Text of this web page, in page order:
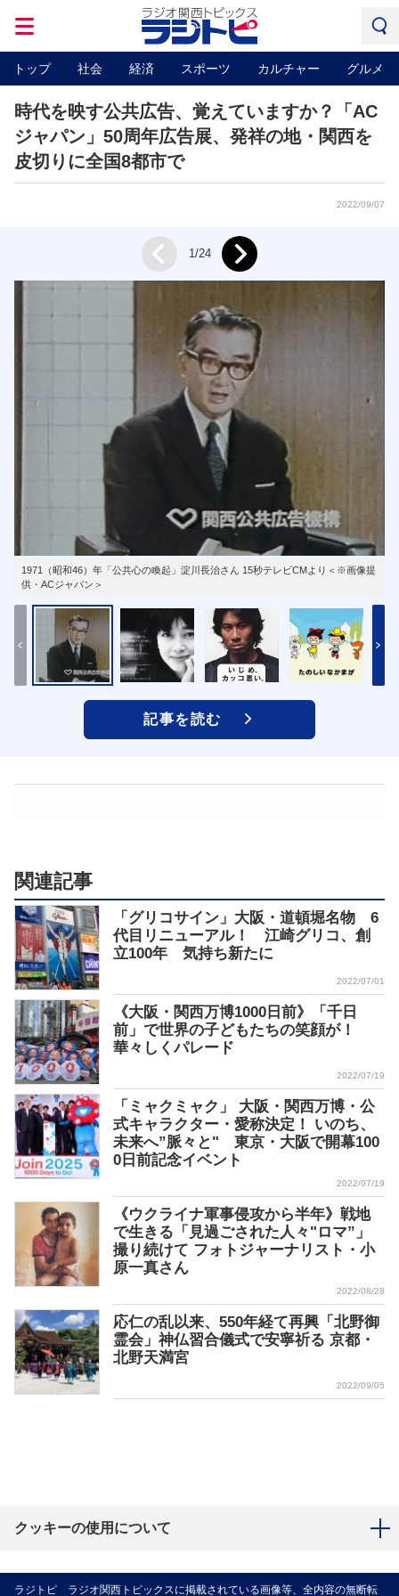
トップ 社会 経済 スポーツ カルチャー グルメ
時代を映す公共広告、覚えていますか？「AC
ジャパン」50周年広告展、発祥の地・関西を
皮切りに全国8都市で
2022/09/07
1971（昭和46）年「公共心の喚起」淀川長治さん 15秒テレビCMより＜※画像提
供・ACジャパン＞
1/24
記事を読む
関連記事
「グリコサイン」大阪・道頓堀名物 6
代目リニューアル！ 江崎グリコ、創
立100年 気持ち新たに
2022/07/01
《大阪・関西万博1000日前》「千日
前」で世界の子どもたちの笑顔が！
華々しくパレード
2022/07/19
「ミャクミャク」 大阪・関西万博・公
式キャラクター・愛称決定！ いのち、
未来へ”脈々と" 東京・大阪で開幕100
0日前記念イベント
2022/07/19
《ウクライナ軍事侵攻から半年》戦地
で生きる「見過ごされた人々"ロマ”」
撮り続けて フォトジャーナリスト・小
原一真さん
2022/08/28
応仁の乱以来、550年経て再興「北野御
霊会」神仏習合儀式で安寧祈る 京都・
北野天満宮
2022/09/05
クッキーの使用について
ラジトピ ラジオ関西トピックスに掲載されている画像等、全内容の無断転